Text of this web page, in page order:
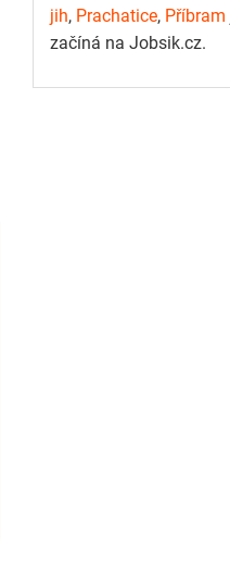
jih, Prachatice, Příbram
začíná na Jobsik.cz.